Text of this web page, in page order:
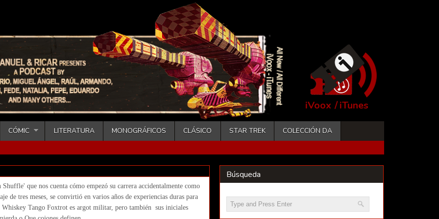
iVoox /iTunes
CÓMIC LITERATURA MONOGRÁFICOS CLÁSICO STAR TREK COLECCIÓN DA
Ficarra y John Requa)
que nos cuenta cómo empezó su carrera accidentalmente como
de tres meses, se convirtió en varios años de experiencias duras para
Tango Foxtrot es argot militar, pero también sus iniciales
Búsqueda